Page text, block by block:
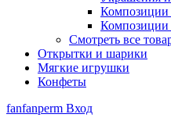
Композиции
Композиции
Смотреть все
Открытки и шарики
Мягкие игрушки
Конфеты
fanfanperm Вход